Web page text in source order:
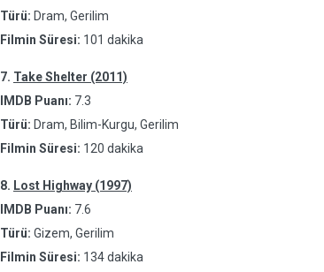
Türü: Dram, Gerilim
Filmin Süresi: 101 dakika
7. Take Shelter (2011)
IMDB Puanı: 7.3
Türü: Dram, Bilim-Kurgu, Gerilim
Filmin Süresi: 120 dakika
8. Lost Highway (1997)
IMDB Puanı: 7.6
Türü: Gizem, Gerilim
Filmin Süresi: 134 dakika